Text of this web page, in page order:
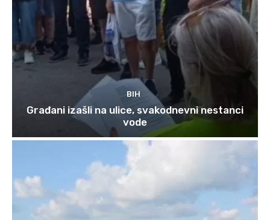
BIH
Građani izašli na ulice, svakodnevni nestanci
vode